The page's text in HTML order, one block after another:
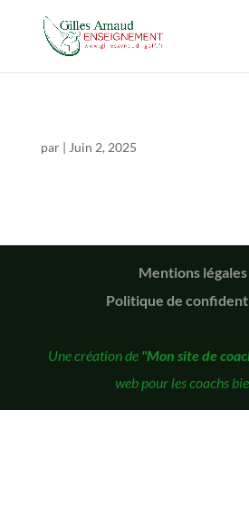
par | Juin 2, 2025
Mentions légales
Politique de
Une création de "Mon site de
web pour les coachs